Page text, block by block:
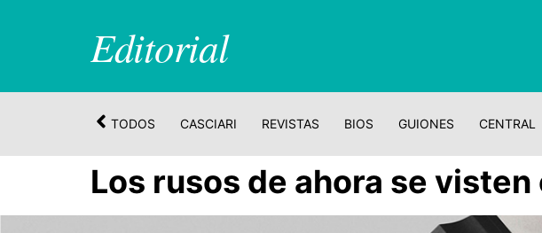
Editorial
TODOS CASCIARI REVISTAS BIOS GUIONES CENTRAL
Los rusos de ahora se